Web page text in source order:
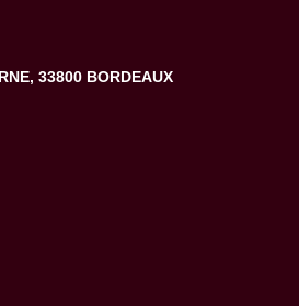
33800 BORDEAUX